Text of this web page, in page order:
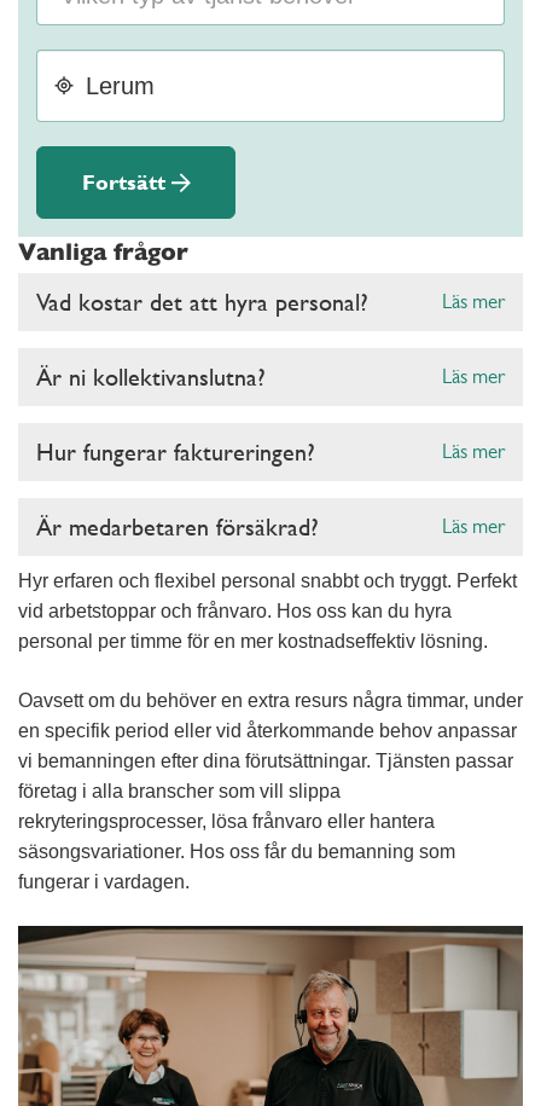
Fortsätt
Hyr erfaren och flexibel personal snabbt och tryggt. Perfekt
vid arbetstoppar och frånvaro. Hos oss kan du hyra
personal per timme för en mer kostnadseffektiv lösning.
Oavsett om du behöver en extra resurs några timmar, under
en specifik period eller vid återkommande behov anpassar
vi bemanningen efter dina förutsättningar. Tjänsten passar
företag i alla branscher som vill slippa
rekryteringsprocesser, lösa frånvaro eller hantera
säsongsvariationer. Hos oss får du bemanning som
fungerar i vardagen.
Vanliga frågor
Vad kostar det att hyra personal? Läs mer
Är ni kollektivanslutna? Läs mer
Hur fungerar faktureringen? Läs mer
Är medarbetaren försäkrad? Läs mer